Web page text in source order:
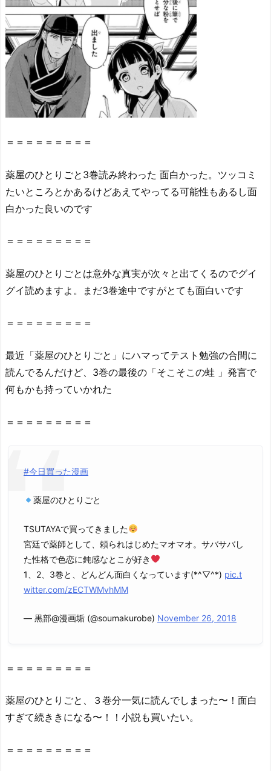
の
感
想・
見
ど
ろ
介！
『薬
屋
の
と
は
料
の
星
ン）
ー
ジ
む
＝＝＝＝＝＝＝＝＝
薬屋のひとり ごと 3巻読み終わった 面白かった。ツッコミ
たいところとかあるけどあえてやってる可能性もあるし面
白かった良いのです
＝＝＝＝＝＝＝＝＝
薬屋のひとり ごと は意外な真実が次々と出てくるのでグイ
グイ読めますよ。まだ3巻途中ですがとても面白いです
＝＝＝＝＝＝＝＝＝
最近「薬屋のひとり ごと 」にハマってテスト勉強の合間に
読んでるんだけど、 3巻の最後の 「そこそこ の蛙 」発言で
何もかも持っていかれた
＝＝＝＝＝＝＝＝＝
#今日買った漫画
薬屋のひとりごと
TSUTAYAで買ってきました
宮廷で薬師として、頼られはじめたマオマオ。サバサバし
た性格で色恋に鈍感なとこが好き
1、2、3巻と、どんどん面白くなっています(*^▽^*) pic.t
witter.com/zECTWMvhMM
— 黒部@漫画垢 (@soumakurobe) November 26, 2018
＝＝＝＝＝＝＝＝＝
薬屋のひとり ごと 、 ３巻分一気に読んでしまった〜！面白
すぎて続ききになる〜！！小説も買いたい。
＝＝＝＝＝＝＝＝＝